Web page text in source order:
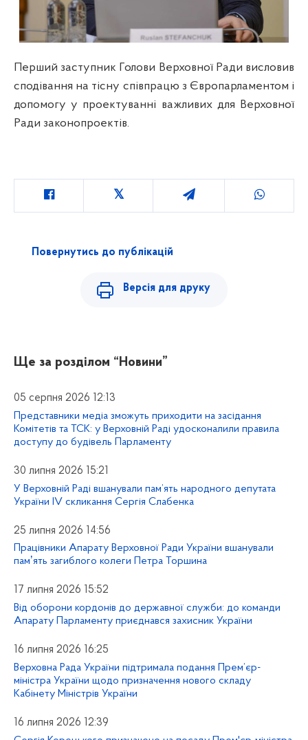
Перший заступник Голови Верховної Ради висловив
сподівання на тісну співпрацю з Європарламентом і
допомогу у проектуванні важливих для Верховної
Ради законопроектів.
Повернутись до публікацій
Версія для друку
Ще за розділом “Новини”
05 серпня 2026 12:13
Представники медіа зможуть приходити на засідання
Комітетів та ТСК: у Верховній Раді удосконалили правила
доступу до будівель Парламенту
30 липня 2026 15:21
У Верховній Раді вшанували пам’ять народного депутата
України IV скликання Сергія Слабенка
25 липня 2026 14:56
Працівники Апарату Верховної Ради України вшанували
памʼять загиблого колеги Петра Торшина
17 липня 2026 15:52
Від оборони кордонів до державної служби: до команди
Апарату Парламенту приєднався захисник України
16 липня 2026 16:25
Верховна Рада України підтримала подання Прем’єр-
міністра України щодо призначення нового складу
Кабінету Міністрів України
16 липня 2026 12:39